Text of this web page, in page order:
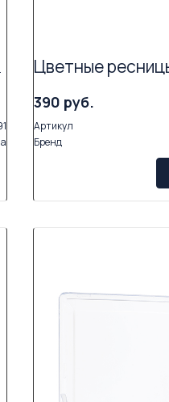
линий)
390 руб.
Артикул
Бренд